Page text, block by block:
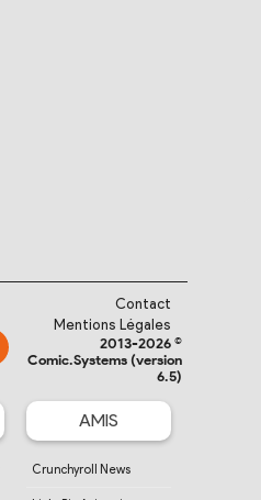
Contact
Mentions Légales
2013-2026 ©
Comic.Systems (version
6.5)
AMIS
Crunchyroll News